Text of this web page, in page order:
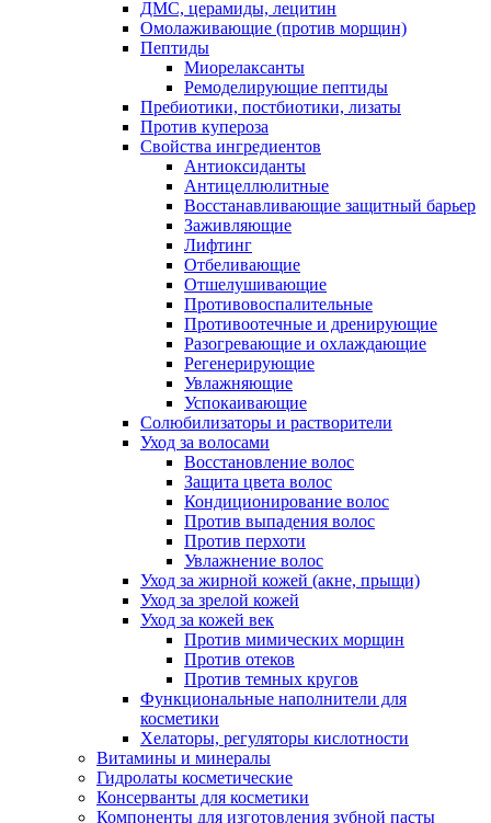
ДМС, церамиды, лецитин
Омолаживающие (против морщин)
Пептиды
Миорелаксанты
Ремоделирующие пептиды
Пребиотики, постбиотики, лизаты
Против купероза
Свойства ингредиентов
Антиоксиданты
Антицеллюлитные
Восстанавливающие защитный барьер
Заживляющие
Лифтинг
Отбеливающие
Отшелушивающие
Противовоспалительные
Противоотечные и дренирующие
Разогревающие и охлаждающие
Регенерирующие
Увлажняющие
Успокаивающие
Солюбилизаторы и растворители
Уход за волосами
Восстановление волос
Защита цвета волос
Кондиционирование волос
Против выпадения волос
Против перхоти
Увлажнение волос
Уход за жирной кожей (акне, прыщи)
Уход за зрелой кожей
Уход за кожей век
Против мимических морщин
Против отеков
Против темных кругов
Функциональные наполнители для
косметики
Хелаторы, регуляторы кислотности
Витамины и минералы
Гидролаты косметические
Консерванты для косметики
Компоненты для изготовления зубной пасты